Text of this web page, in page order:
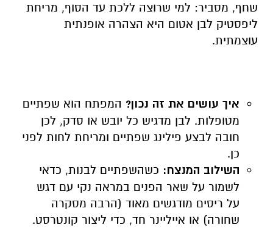
שחף, מסביר: למי שרוצה ללכת עד הסוף, מריחת
ליפסטיק לבן אטום היא הצהרה אופנתית
עוצמתית.
איך עושים את זה נכון? המפתח הוא שפתיים
מטופלות. לבן מדגיש כל יובש או סדק, לכן
חובה לבצע פילינג שפתיים ומריחת לחות לפני
כן.
השילוב המנצח: כשהשפתיים לבנות, כדאי
לשמור על שאר הפנים במראה נקי עם דגש
על ריסים מודגשים מאוד (הרבה מסקרה
שחורה) או אייליינר חד, כדי ליצור קונטרסט.